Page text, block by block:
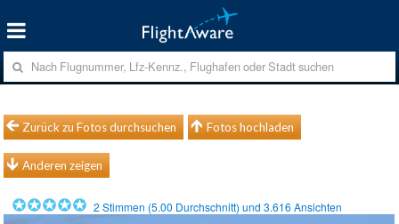
Zurück zu Fotos durchsuchen Fotos hochladen
Anderen zeigen
2 Stimmen (5.00 Durchschnitt) und3.616 Ansichten